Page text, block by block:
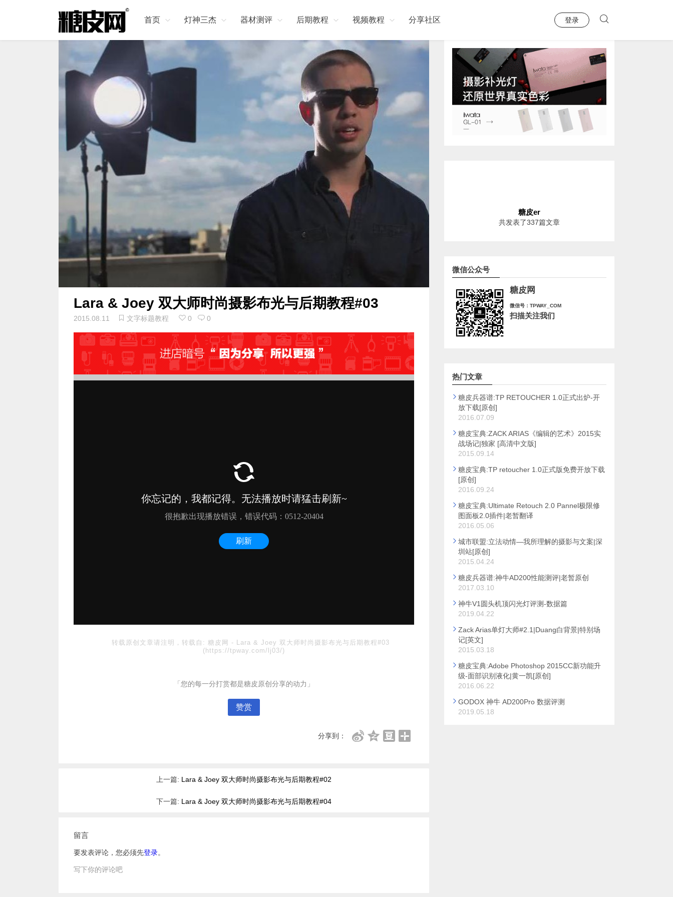
首页 灯神三杰 器材测评 后期教程 视频教程 分享社区 登录
Lara & Joey 双大师时尚摄影布光与后期教程#03
2015.08.11 文字标题教程 0 0
转载原创文章请注明，转载自: 糖皮网 - Lara & Joey 双大师时尚摄影布光与后期教程#03
(https://tpway.com/lj03/)
「您的每一分打赏都是糖皮原创分享的动力」
赞赏
分享到：
上一篇: Lara & Joey 双大师时尚摄影布光与后期教程#02
下一篇: Lara & Joey 双大师时尚摄影布光与后期教程#04
留言
要发表评论，您必须先登录。
写下你的评论吧
糖皮er
共发表了337篇文章
微信公众号
糖皮网
微信号：TPWAY_COM
扫描关注我们
热门文章
糖皮兵器谱:TP RETOUCHER 1.0正式出炉-开
放下载[原创]
2016.07.09
糖皮宝典:ZACK ARIAS《编辑的艺术》2015实
战场记|独家 [高清中文版]
2015.09.14
糖皮宝典:TP retoucher 1.0正式版免费开放下载
[原创]
2016.09.24
糖皮宝典:Ultimate Retouch 2.0 Pannel极限修
图面板2.0插件|老暂翻译
2016.05.06
城市联盟:立法动情—我所理解的摄影与文案|深
圳站[原创]
2015.04.24
糖皮兵器谱:神牛AD200性能测评|老暂原创
2017.03.10
神牛V1圆头机顶闪光灯评测-数据篇
2019.04.22
Zack Arias单灯大师#2.1|Duang白背景|特别场
记[英文]
2015.03.18
糖皮宝典:Adobe Photoshop 2015CC新功能升
级-面部识别液化|黄一凯[原创]
2016.06.22
GODOX 神牛 AD200Pro 数据评测
2019.05.18